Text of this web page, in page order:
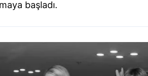
başladı.